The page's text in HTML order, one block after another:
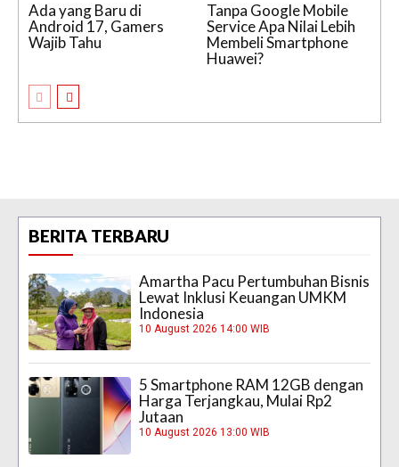
Ada yang Baru di
Android 17, Gamers
Wajib Tahu
Tanpa Google Mobile
Service Apa Nilai Lebih
Membeli Smartphone
Huawei?
BERITA TERBARU
Amartha Pacu Pertumbuhan Bisnis
Lewat Inklusi Keuangan UMKM
Indonesia
10 August 2026 14:00 WIB
5 Smartphone RAM 12GB dengan
Harga Terjangkau, Mulai Rp2
Jutaan
10 August 2026 13:00 WIB